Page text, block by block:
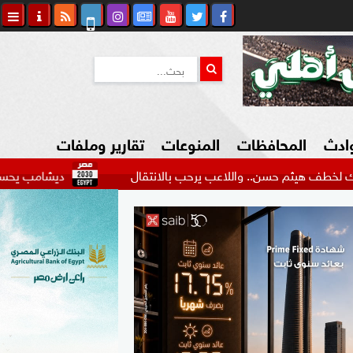
شكاوي المواطن
المحافظات المنوعات
السياحة في مصر
التكنولوجيا
المرأة والأسرة
السيارات
تقارير وملفات
ديشامب يحسم موقفه واللاعب يرحب بالانتقال